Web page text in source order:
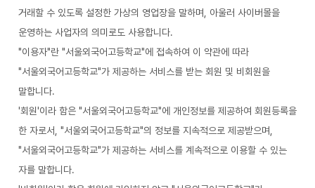
거래할 수 있도록 설정한 가상의 영업장을 말하며, 아울러 사이버몰을
운영하는 사업자의 의미로도 사용합니다.
"이용자"란 "서울외국어고등학교"에 접속하여 이 약관에 따라
"서울외국어고등학교"가 제공하는 서비스를 받는 회원 및 비회원을
말합니다.
'회원'이라 함은 "서울외국어고등학교"에 개인정보를 제공하여 회원등록을
한 자로서, "서울외국어고등학교"의 정보를 지속적으로 제공받으며,
"서울외국어고등학교"가 제공하는 서비스를 계속적으로 이용할 수 있는
자를 말합니다.